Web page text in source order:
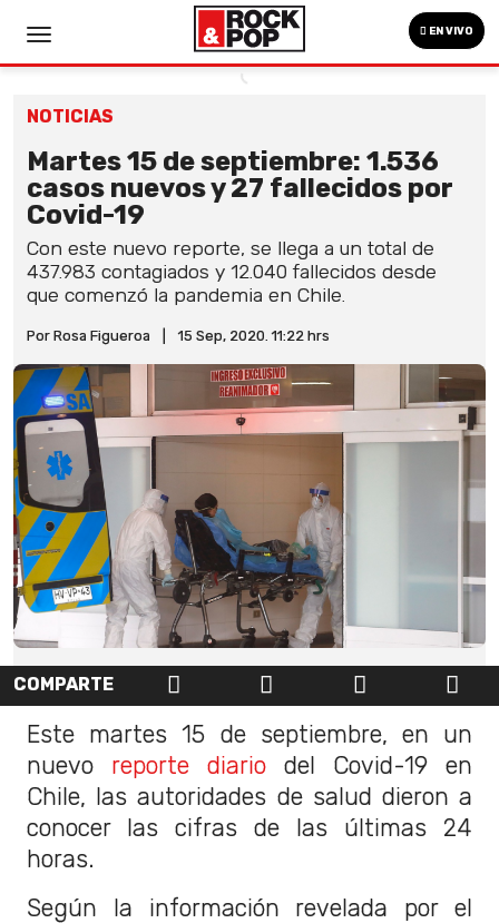
EN VIVO
NOTICIAS
Martes 15 de septiembre: 1.536
casos nuevos y 27 fallecidos por
Covid-19
Con este nuevo reporte, se llega a un total de
437.983 contagiados y 12.040 fallecidos desde
que comenzó la pandemia en Chile.
Por Rosa Figueroa 15 Sep, 2020. 11:22 hrs
COMPARTE
Este martes 15 de septiembre, en un
nuevo reporte diario del Covid-19 en
Chile, las autoridades de salud dieron a
conocer las cifras de las últimas 24
horas.
Según la información revelada por el